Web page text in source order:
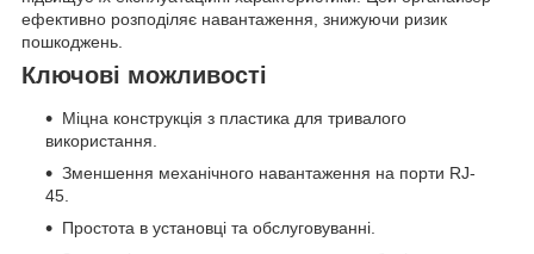
ефективно розподіляє навантаження, знижуючи ризик
пошкоджень.
Ключові можливості
Міцна конструкція з пластика для тривалого
використання.
Зменшення механічного навантаження на порти RJ-
45.
Простота в установці та обслуговуванні.